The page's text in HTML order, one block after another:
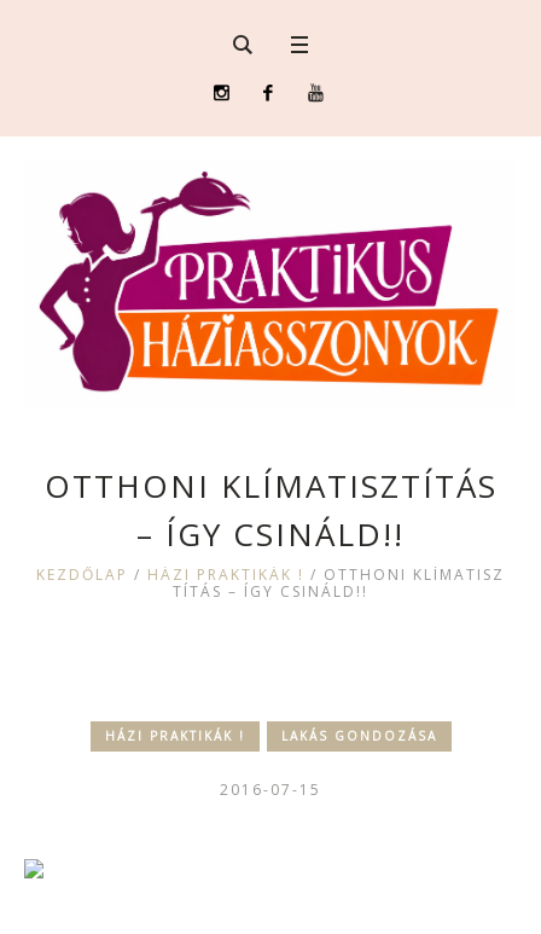
OTTHONI KLÍMATISZTÍTÁS
– ÍGY CSINÁLD!!
KEZDŐLAP / HÁZI PRAKTIKÁK ! / OTTHONI KLÍMATISZ
TÍTÁS – ÍGY CSINÁLD!!
HÁZI PRAKTIKÁK ! LAKÁS GONDOZÁSA
2016-07-15